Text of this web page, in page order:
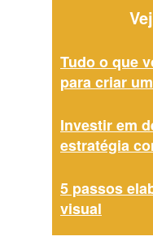
Tudo o que
para criar
Investir em
estratégia
5 passos
visual